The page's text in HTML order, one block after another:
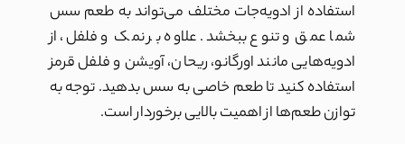
استفاده از ادویه‌جات مختلف می‌تواند به طعم سس
شما عمق و تنوع ببخشد. علاوه بر نمک و فلفل، از
ادویه‌هایی مانند اورگانو، ریحان، آویشن و فلفل قرمز
استفاده کنید تا طعم خاصی به سس بدهید. توجه به
توازن طعم‌ها از اهمیت بالایی برخوردار است.